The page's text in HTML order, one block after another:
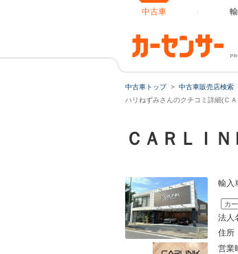
中古車
中古車トップ 中古車販売店検索
ハリねずみさんのクチコミ詳細(Ｃ
ＣＡＲＬＩ
輸入
カ
法人
住所
営業